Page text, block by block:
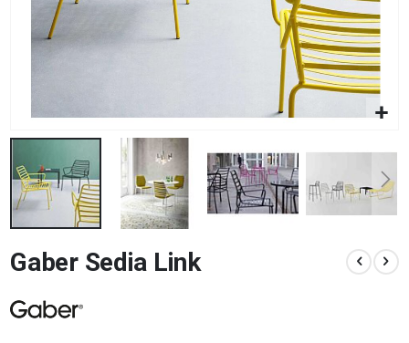
all'inizio
della
di
Gaber Sedia Link